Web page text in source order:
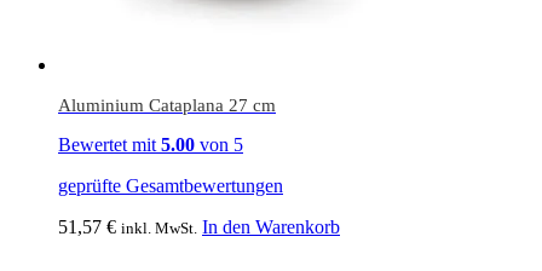
Aluminium Cataplana 27 cm
Bewertet mit5.00 von 5
geprüfte Gesamtbewertungen
51,57 € inkl. MwSt. In den Warenkorb